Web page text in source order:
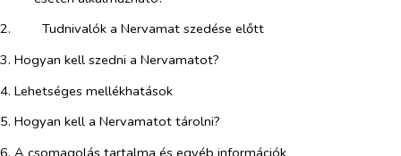
2.​
Tudnivalók a Nervamat szedése előtt
3. Hogyan kell szedni a Nervamatot?
4. Lehetséges mellékhatások
5. Hogyan kell a Nervamatot tárolni?
6. A csomagolás tartalma és egyéb információk